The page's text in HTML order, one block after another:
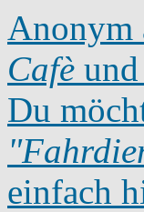
Anonym
Cafè
Du
einfach